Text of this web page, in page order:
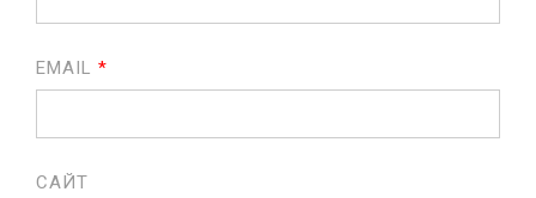
EMAIL *
САЙТ